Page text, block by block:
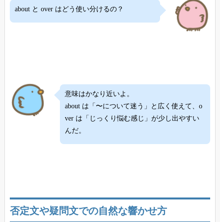
about と over はどう使い分けるの？
意味はかなり近いよ。
about は「〜について迷う」と広く使えて、o
ver は「じっくり悩む感じ」が少し出やすい
んだ。
否定文や疑問文での自然な響かせ方